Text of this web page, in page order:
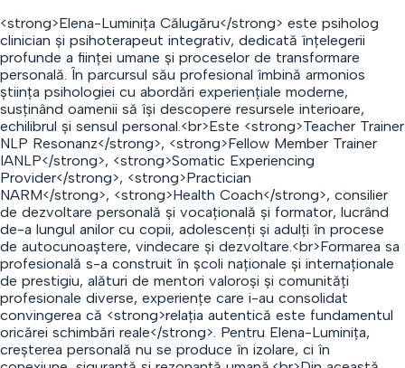
<strong>Elena-Luminița Călugăru</strong> este psiholog
clinician și psihoterapeut integrativ, dedicată înțelegerii
profunde a ființei umane și proceselor de transformare
personală. În parcursul său profesional îmbină armonios
știința psihologiei cu abordări experiențiale moderne,
susținând oamenii să își descopere resursele interioare,
echilibrul și sensul personal.<br>Este <strong>Teacher Trainer
NLP Resonanz</strong>, <strong>Fellow Member Trainer
IANLP</strong>, <strong>Somatic Experiencing
Provider</strong>, <strong>Practician
NARM</strong>, <strong>Health Coach</strong>, consilier
de dezvoltare personală și vocațională și formator, lucrând
de-a lungul anilor cu copii, adolescenți și adulți în procese
de autocunoaștere, vindecare și dezvoltare.<br>Formarea sa
profesională s-a construit în școli naționale și internaționale
de prestigiu, alături de mentori valoroși și comunități
profesionale diverse, experiențe care i-au consolidat
convingerea că <strong>relația autentică este fundamentul
oricărei schimbări reale</strong>. Pentru Elena-Luminița,
creșterea personală nu se produce în izolare, ci în